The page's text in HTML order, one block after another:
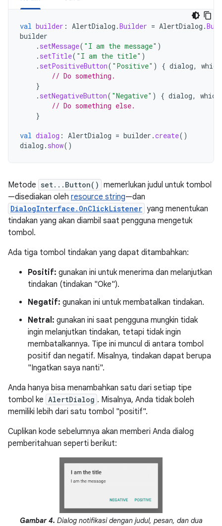
val builder : AlertDialog .Builder = AlertDialog .
builder
. setMessage( "I am the message" )
. setTitle( "I am the title" )
. setPositiveButton( "Positive" ) { dialog,
which
// Do something.
}
. setNegativeButton( "Negative" ) { dialog,
which
// Do something else.
}
val dialog : AlertDialog = builder .create()
dialog . show()
Metode set...Button() memerlukan judul untuk tombol
—disediakan oleh resource string—dan
DialogInterface.OnClickListener yang menentukan
tindakan yang akan diambil saat pengguna mengetuk
tombol.
Ada tiga tombol tindakan yang dapat ditambahkan:
Positif: gunakan ini untuk menerima dan melanjutkan
tindakan (tindakan "Oke").
Negatif: gunakan ini untuk membatalkan tindakan.
Netral: gunakan ini saat pengguna mungkin tidak
ingin melanjutkan tindakan, tetapi tidak ingin
membatalkannya. Tipe ini muncul di antara tombol
positif dan negatif. Misalnya, tindakan dapat berupa
"Ingatkan saya nanti".
Anda hanya bisa menambahkan satu dari setiap tipe
tombol ke AlertDialog . Misalnya, Anda tidak boleh
memiliki lebih dari satu tombol "positif".
Cuplikan kode sebelumnya akan memberi Anda dialog
pemberitahuan seperti berikut:
Gambar 4. Dialog notifikasi dengan judul, pesan, dan dua